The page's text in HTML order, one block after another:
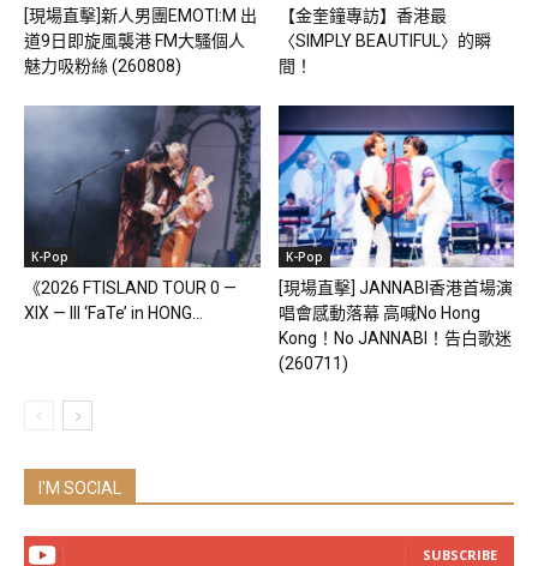
[現場直擊]新人男團EMOTI:M 出
道9日即旋風襲港 FM大騷個人
魅力吸粉絲 (260808)
【金奎鐘專訪】香港最
〈SIMPLY BEAUTIFUL〉的瞬
間！
K-Pop
《2026 FTISLAND TOUR 0 —
XIX — III ‘FaTe’ in HONG...
K-Pop
[現場直擊] JANNABI香港首場演
唱會感動落幕 高喊No Hong
Kong！No JANNABI！告白歌迷
(260711)
I'M SOCIAL
SUBSCRIBE